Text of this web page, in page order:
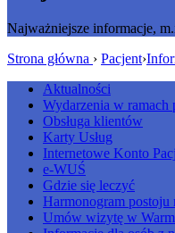
Najważniejsze informacje,
Strona główna › Pacjent›
Aktualności
Wydarzenia w
Obsługa klientów
Karty Usług
Internetowe Konto
e-WUŚ
Gdzie się leczyć
Harmonogram postoju
Umów wizytę w